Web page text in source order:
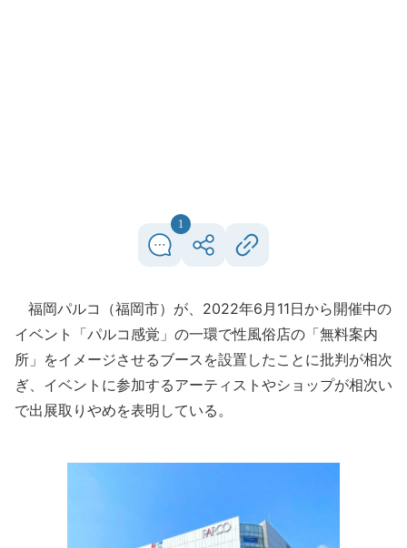
1
福岡パルコ（福岡市）が、2022年6月11日から開催中の
イベント「パルコ感覚」の一環で性風俗店の「無料案内
所」をイメージさせるブースを設置したことに批判が相次
ぎ、イベントに参加するアーティストやショップが相次い
で出展取りやめを表明している。